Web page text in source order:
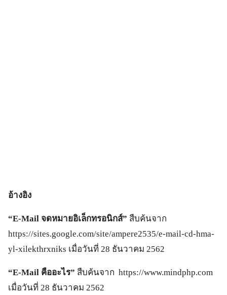
อ้างอิง
“E-Mail จดหมายอิเล็กทรอนิกส์” สืบค้นจาก
https://sites.google.com/site/ampere2535/e-mail-cd-hma-
yl-xilekthrxniks เมื่อวันที่ 28 ธันวาคม 2562
“E-Mail คืออะไร” สืบค้นจาก https://www.mindphp.com
เมื่อวันที่ 28 ธันวาคม 2562